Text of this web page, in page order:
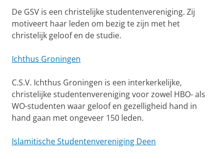
De GSV is een christelijke studentenvereniging. Zij
motiveert haar leden om bezig te zijn met het
christelijk geloof en de studie.
Ichthus Groningen
C.S.V. Ichthus Groningen is een interkerkelijke,
christelijke studentenvereniging voor zowel HBO- als
WO-studenten waar geloof en gezelligheid hand in
hand gaan met ongeveer 150 leden.
Islamitische Studentenvereniging Deen